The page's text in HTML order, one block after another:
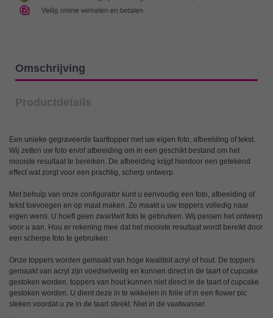
Omschrijving
Productdetails
Een unieke gegraveerde taarttopper met uw eigen foto, afbeelding of tekst.
Wij zetten uw foto en/of afbeelding om in een geschikt bestand om het
mooiste resultaat te bereiken. De afbeelding krijgt hierdoor een getekend
effect wat zorgt voor een prachtig, scherp ontwerp.
Met behulp van onze configurator kunt u eenvoudig een foto, afbeelding of
tekst toevoegen en op maat maken. Zo maakt u uw toppers volledig naar
eigen wens. U hoeft geen zwart/wit foto te gebruiken. Wij passen het ontwerp
voor u aan. Hou er rekening mee dat het mooiste resultaat wordt bereikt door
een scherpe foto te gebruiken.
Onze toppers worden gemaakt van hoge kwaliteit acryl of hout. De toppers
gemaakt van acryl zijn voedselveilig en kunnen direct in de taart of cupcake
gestoken worden. toppers van hout kunnen niet direct in de taart of cupcake
gestoken worden. U dient deze in te wikkelen in folie of in een flower pic
steken voordat u ze in de taart steekt. Niet in de vaatwasser.